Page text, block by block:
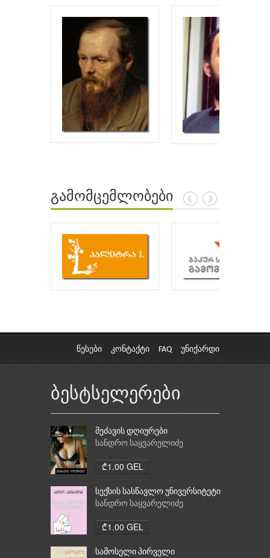
გამომცემლობები
წესები კონტაქტი FAQ უნიქარდი
ბესტსელერები
მეძავის დღიურები
სანდრო საყვარელიძე
₾1.00 GEL
სექსის სასწავლო უნივერსიტეტი
სანდრო საყვარელიძე
₾1.00 GEL
სამოსელი პირველი